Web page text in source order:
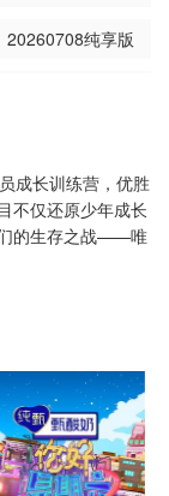
20260708纯享版
20260715同学录
少年的挑战
少年的挑战
20260806
成长训练营，优胜
不仅还原少年成长
们的生存之战——唯